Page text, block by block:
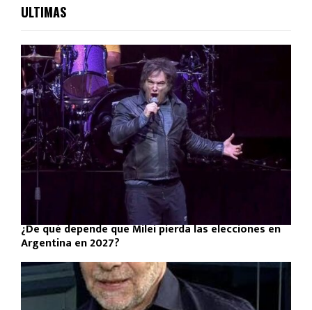
ULTIMAS
¿De qué depende que Milei pierda las elecciones en
Argentina en 2027?